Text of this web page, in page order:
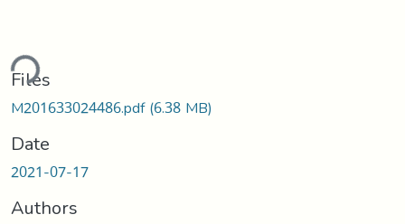
Files
M201633024486.pdf(6.38 MB)
Date
2021-07-17
Authors